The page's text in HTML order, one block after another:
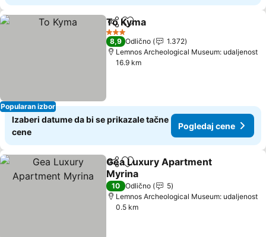
Popularan izbor
Deli Dodati u favorite
To Kyma
3 Zvezdice
8,9 Odlično
1.372
Lemnos Archeological Museum: udaljenost
16.9 km
Izaberi datume da bi se prikazale tačne
cene
Pogledaj cene
Deli Dodati u favorite
Gea Luxury Apartment
Myrina
10 Odlično
5
Lemnos Archeological Museum: udaljenost
0.5 km